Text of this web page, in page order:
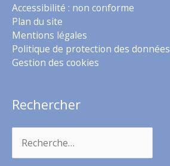
Accessibilité : non conforme
Plan du site
Mentions légales
Politique de protection des données
Gestion des cookies
Rechercher